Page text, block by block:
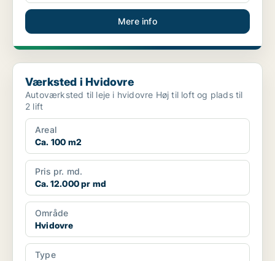
Mere info
Værksted i Hvidovre
Værksted i Hvidovre
Autoværksted til leje i hvidovre Høj til loft og plads til
2 lift
Areal
Ca. 100 m2
Pris pr. md.
Ca. 12.000 pr md
Område
Hvidovre
Type